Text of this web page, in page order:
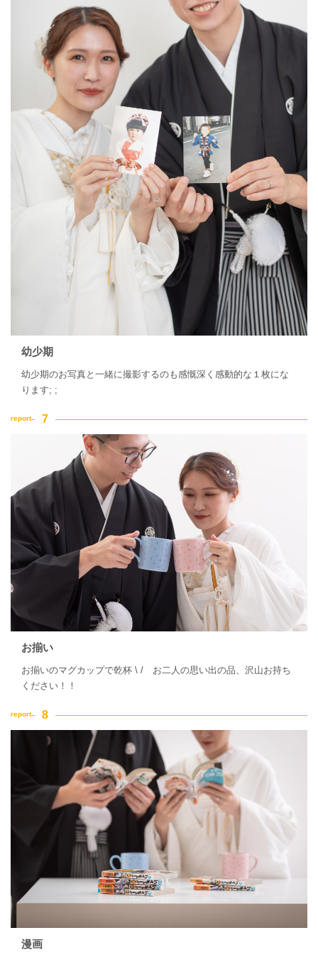
幼少期
幼少期のお写真と一緒に撮影するのも感慨深く感動的な１枚にな
ります; ;
お揃い
お揃いのマグカップで乾杯 \ / お二人の思い出の品、沢山お持ち
ください！！
漫画